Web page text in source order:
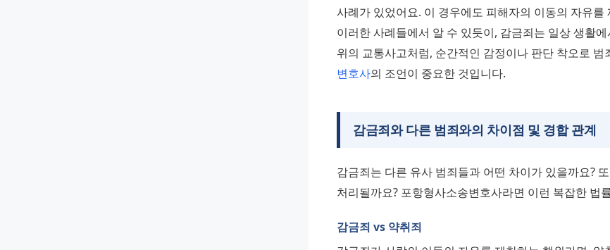
사례가 있었어요. 이 경우에도 피해자의 이동의 자유
이러한 사례들에서 알 수 있듯이, 감금죄는 일상 생활
변호사의 조언이 중요한 것입니다.
감금죄와 다른 범죄와의 차이점 및 경합 관계
감금죄는 다른 유사 범죄들과 어떤 차이가 있을까요?
처리될까요? 포항형사소송변호사라면 이런 복잡한 법
감금죄 vs 약취죄